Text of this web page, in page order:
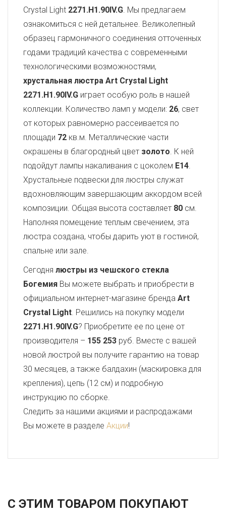
Crystal Light 2271.H1.90IV.G. Мы предлагаем
ознакомиться с ней детальнее. Великолепный
образец гармоничного соединения отточенных
годами традиций качества с современными
технологическими возможностями,
хрустальная люстра Art Crystal Light
2271.H1.90IV.G играет особую роль в нашей
коллекции. Количество ламп у модели: 26, свет
от которых равномерно рассеивается по
площади 72 кв.м. Металлические части
окрашены в благородный цвет золото. К ней
подойдут лампы накаливания с цоколем E14.
Хрустальные подвески для люстры служат
вдохновляющим завершающим аккордом всей
композиции. Общая высота составляет 80 см.
Наполняя помещение теплым свечением, эта
люстра создана, чтобы дарить уют в гостиной,
спальне или зале.
Сегодня люстры из чешского стекла
Богемия Вы можете выбрать и приобрести в
официальном интернет-магазине бренда Art
Crystal Light. Решились на покупку модели
2271.H1.90IV.G? Приобретите ее по цене от
производителя – 155 253 руб. Вместе с вашей
новой люстрой вы получите гарантию на товар
30 месяцев, а также балдахин (маскировка для
крепления), цепь (12 см) и подробную
инструкцию по сборке.
Следить за нашими акциями и распродажами
Вы можете в разделе Акции!
С ЭТИМ ТОВАРОМ ПОКУПАЮТ